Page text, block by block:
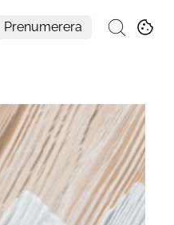
Prenumerera
Om Residence
Prenumerera
Nyhetsbrev
My Residence
Formpriset
Kontakt
Cookies